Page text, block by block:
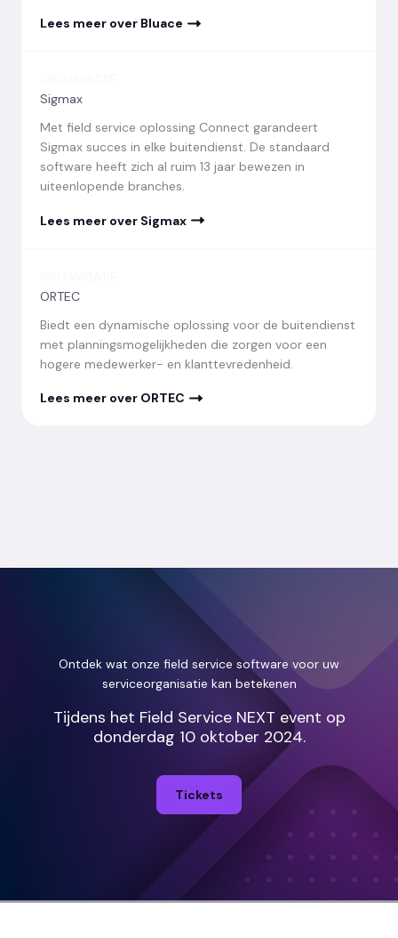
Lees meer over Bluace
Sigmax
Met field service oplossing Connect garandeert
Sigmax succes in elke buitendienst. De standaard
software heeft zich al ruim 13 jaar bewezen in
uiteenlopende branches.
Lees meer over Sigmax
ORTEC
Biedt een dynamische oplossing voor de buitendienst
met planningsmogelijkheden die zorgen voor een
hogere medewerker- en klanttevredenheid.
Lees meer over ORTEC
Ontdek wat onze field service software voor uw
serviceorganisatie kan betekenen
Tijdens het Field Service NEXT event op
donderdag 10 oktober 2024.
Tickets